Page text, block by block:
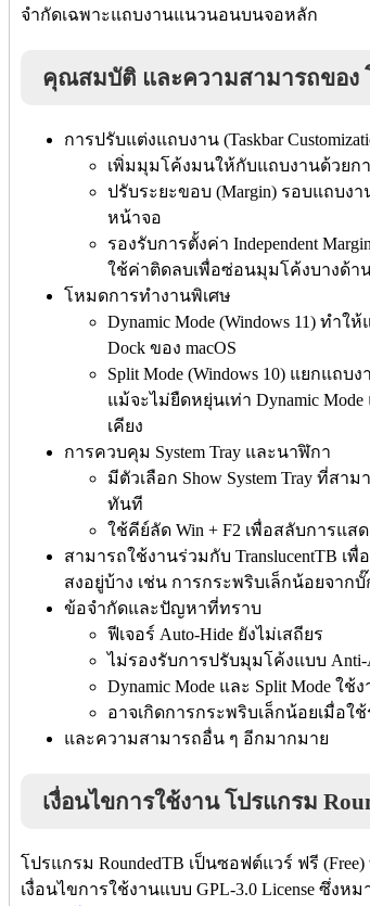
จำกัดเฉพาะแถบงานแนวนอนบนจอหลัก
คุณสมบัติ และความสามารถของ
การปรับแต่งแถบงาน (Taskbar
เพิ่มมุมโค้งมนให้กับแถบงานด้วยกา
ปรับระยะขอบ (Margin) รอบแถบง
หน้าจอ
รองรับการตั้งค่า Independent
ใช้ค่าติดลบเพื่อซ่อนมุมโค้งบางด้า
โหมดการทำงานพิเศษ
Dynamic Mode (Windows 11) ท
Dock ของ macOS
Split Mode (Windows 10) แยกแถ
แม้จะไม่ยืดหยุ่นเท่า Dynamic
เคียง
การควบคุม System Tray และนาฬิกา
มีตัวเลือก Show System Tray ที่สา
ทันที
ใช้คีย์ลัด Win + F2 เพื่อสลับการแสด
สามารถใช้งานร่วมกับ TranslucentTB
สงอยู่บ้าง เช่น การกระพริบเล็กน้อยจากบั๊
ข้อจำกัดและปัญหาที่ทราบ
ฟีเจอร์ Auto-Hide ยังไม่เสถียร
ไม่รองรับการปรับมุมโค้งแบบ
Dynamic Mode และ Split Mode
อาจเกิดการกระพริบเล็กน้อยเมื่อใ
และความสามารถอื่น ๆ อีกมากมาย
เงื่อนไขการใช้งาน โปรแกรม
โปรแกรม RoundedTB เป็นซอฟต์แวร์ ฟรี
เงื่อนไขการใช้งานแบบ GPL-3.0 License ซึ่ง